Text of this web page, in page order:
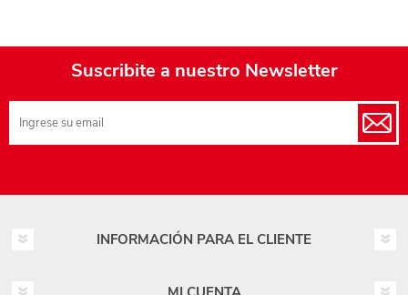
Suscribite a nuestro Newsletter
INFORMACIÓN PARA EL CLIENTE